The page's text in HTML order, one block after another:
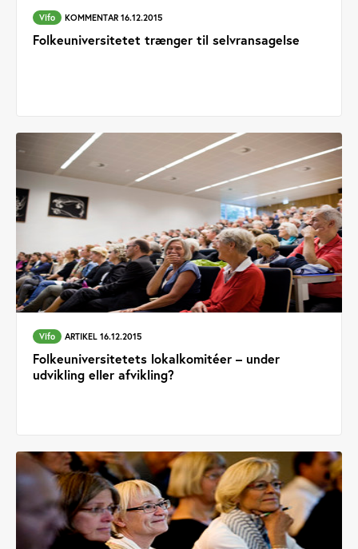
Vifo KOMMENTAR 16.12.2015
Folkeuniversitetet trænger til selvransagelse
Vifo ARTIKEL 16.12.2015
Folkeuniversitetets lokalkomitéer – under
udvikling eller afvikling?